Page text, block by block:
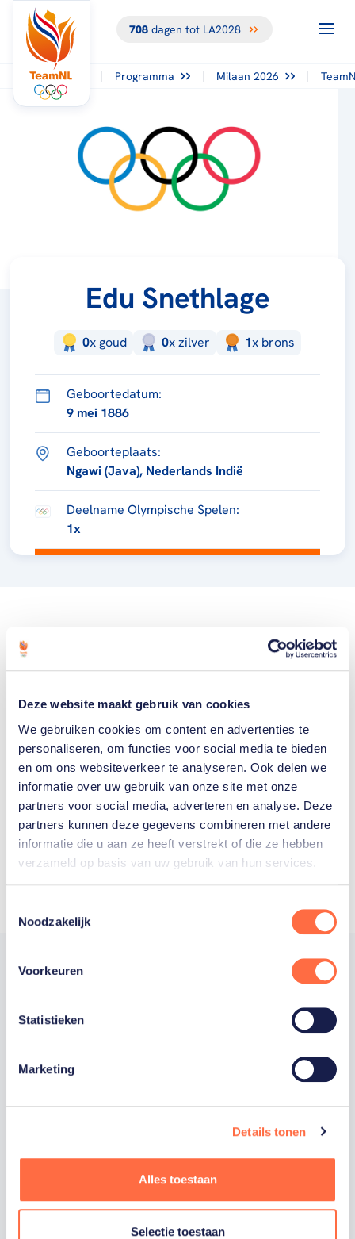
Deze website maakt gebruik van cookies
We gebruiken cookies om content en advertenties te
personaliseren, om functies voor social media te bieden
en om ons websiteverkeer te analyseren. Ook delen we
informatie over uw gebruik van onze site met onze
partners voor social media, adverteren en analyse. Deze
partners kunnen deze gegevens combineren met andere
informatie die u aan ze heeft verstrekt of die ze hebben
verzameld op basis van uw gebruik van hun services.
Noodzakelijk
Voorkeuren
Statistieken
Marketing
Details tonen
Alles toestaan
Selectie toestaan
708dagen tot LA2028
Programma Milaan 2026
Edu Snethlage
0x goud 0xzilver 1x brons
Geboortedatum:
9 mei 1886
Geboorteplaats:
Ngawi (Java), Nederlands Indië
Deelname Olympische Spelen:
1x
Welke Nederlanders hebben er
ooit meegedaan aan de
Olympische Spelen?
Trotse hoofdsponsor
Staatsloterij is trotse hoofdsponsor van
sportiefste land van de wereld maken.